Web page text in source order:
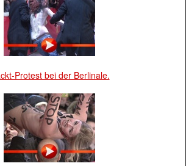
Protest bei der Berlinale.